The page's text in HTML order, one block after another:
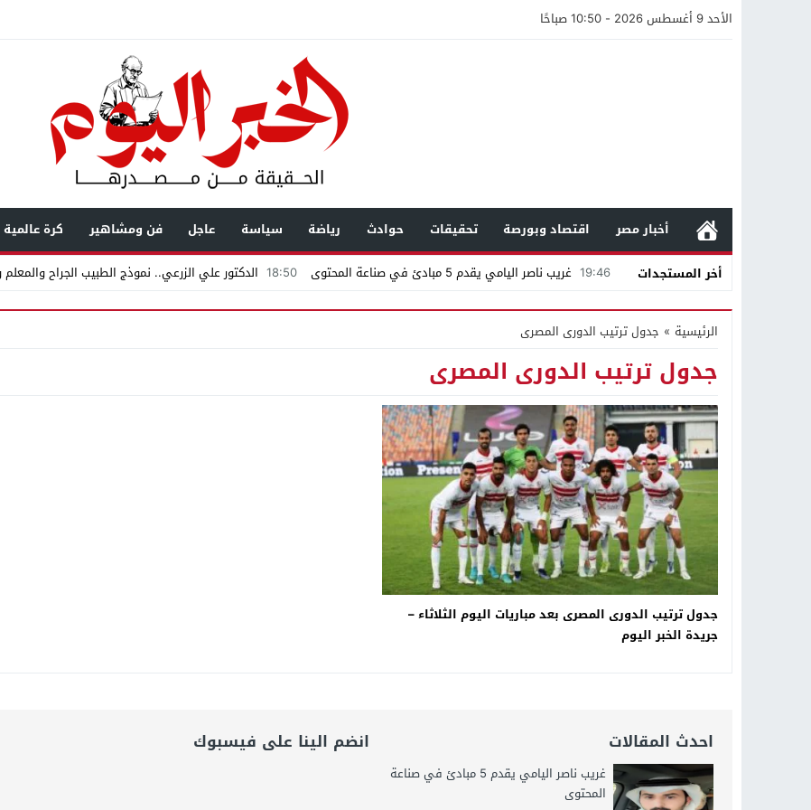
الأحد 9 أغسطس 2026 - 10:50 صباحًا
أخبار مصر اقتصاد وبورصة تحقيقات حوادث رياضة سياسة عاجل فن ومشاهير
كرة عالمية
أخر المستجدات
19:46 غريب ناصر اليامي يقدم 5 مبادئ في صناعة المحتوى 18:50 الدكتور علي الزرعي.. نموذج الطبيب الجراح والمعلم
05:26 مستندات وتحويلات بنكية ومنشورات متداولة تشعل الجدل فى مغاغة.. مطالبات بالتحقيق فى ثروة حمادة قطب
19:57 محمد صالح هشلان يقدم أهم خمس نصائح لكل سائق
19:14 ناصر طويرش الحارثي.. من قاعة المزاد إلى شاشة الخبر… رحلة بناء ثقة
21:40 مواطن كويتي يقع ضحية عملية احتيال عابرة للحدود باسم “التصوف” ويطالب بأكثر من نصف مليون بمساعدة شخصيات
16:20 من عامل بناء إلى إمبراطور الأراضى.. تساؤلات حول ثروة حمادة قطب وشراكاته المثيرة للجدل فى مغاغة
18:16 وليد منصور يتفاوض مع نجمة «العشق الممنوع» بيرين سات للمشاركة فى فيلم «ميلانو»
الرئيسية » جدول ترتيب الدورى المصرى
جدول ترتيب الدورى المصرى
جدول ترتيب الدورى المصرى بعد مباريات اليوم الثلاثاء –
جريدة الخبر اليوم
احدث المقالات
غريب ناصر اليامي يقدم 5 مبادئ في صناعة
المحتوى
انضم الينا على فيسبوك